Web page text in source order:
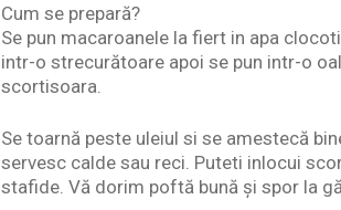
Cum se prepară?
Se pun macaroanele la fiert in apa
intr-o strecurătoare apoi se pun intr-o
scortisoara.
Se toarnă peste uleiul si se amestecă
servesc calde sau reci. Puteti inlocui
stafide. Vă dorim poftă bună și spor la